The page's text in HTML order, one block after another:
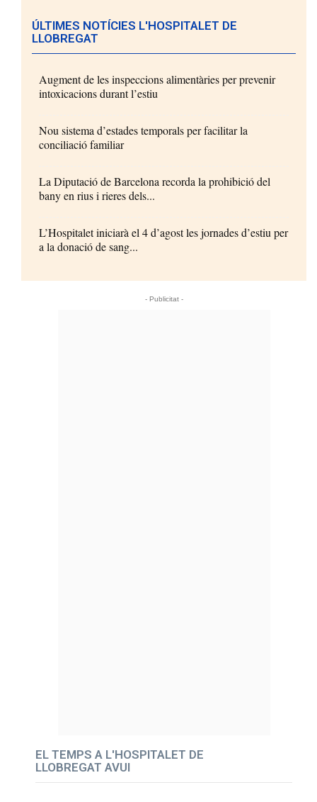
ÚLTIMES NOTÍCIES L'HOSPITALET DE
LLOBREGAT
Augment de les inspeccions alimentàries per prevenir
intoxicacions durant l’estiu
Nou sistema d’estades temporals per facilitar la
conciliació familiar
La Diputació de Barcelona recorda la prohibició del
bany en rius i rieres dels...
L’Hospitalet iniciarà el 4 d’agost les jornades d’estiu per
a la donació de sang...
- Publicitat -
EL TEMPS A L'HOSPITALET DE
LLOBREGAT AVUI